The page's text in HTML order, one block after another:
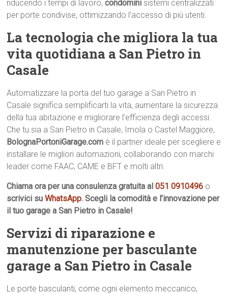
riducendo i tempi di lavoro,condomini sistemi centralizzati
per porte condivise, ottimizzando l’accesso di più utenti.
La tecnologia che migliora la tua
vita quotidiana a San Pietro in
Casale
Automatizzare la porta del tuo garage a San Pietro in
Casale significa semplificarti la vita, aumentare la sicurezza
della tua abitazione e migliorare l’efficienza degli accessi.
Che tu sia a San Pietro in Casale, Imola o Castel Maggiore,
BolognaPortoniGarage.com è il partner ideale per scegliere e
installare le migliori automazioni, collaborando con marchi
leader come FAAC, CAME e BFT e molti altri.
Chiama ora per una consulenza gratuita al051 0910496 o
scrivici suWhatsApp. Scegli la comodità e l’innovazione per
il tuo garage a San Pietro in Casale!
Servizi di riparazione e
manutenzione per basculante
garage a San Pietro in Casale
Le porte basculanti, come ogni elemento meccanico,